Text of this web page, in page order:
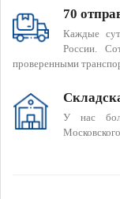
70
Каждые
России.
проверенными
У нас